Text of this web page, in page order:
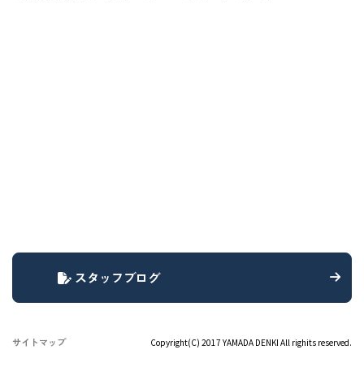
スタッフブログ
サイトマップ Copyright(C) 2017 YAMADA DENKI All righits reserved.